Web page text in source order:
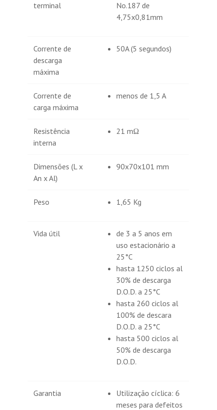
terminal
No.187 de
4,75x0,81mm
Corrente de
descarga
máxima
50A (5 segundos)
Corrente de
carga máxima
menos de 1,5 A
Resistência
interna
21 mΩ
Dimensões (L x
An x Al)
90x70x101 mm
Peso 1,65 Kg
Vida útil
de 3 a 5 anos em
uso estacionário a
25°C
hasta 1250 ciclos al
30% de descarga
D.O.D. a 25°C
hasta 260 ciclos al
100% de descara
D.O.D. a 25°C
hasta 500 ciclos al
50% de descarga
D.O.D.
Garantia
Utilização cíclica: 6
meses para defeitos